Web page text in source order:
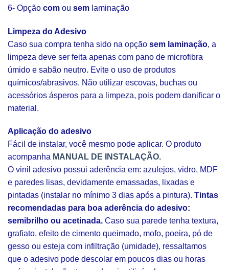
6- Opção com ou sem laminação
Limpeza do Adesivo
Caso sua compra tenha sido na opção sem laminação, a
limpeza deve ser feita apenas com pano de microfibra
úmido e sabão neutro. Evite o uso de produtos
químicos/abrasivos. Não utilizar escovas, buchas ou
acessórios ásperos para a limpeza, pois podem danificar o
material.
Aplicação do adesivo
Fácil de instalar, você mesmo pode aplicar. O produto
acompanha MANUAL DE INSTALAÇÃO.
O vinil adesivo possui aderência em: azulejos, vidro, MDF
e paredes lisas, devidamente emassadas, lixadas e
pintadas (instalar no mínimo 3 dias após a pintura). Tintas
recomendadas para boa aderência do adesivo:
semibrilho ou acetinada. Caso sua parede tenha textura,
grafiato, efeito de cimento queimado, mofo, poeira, pó de
gesso ou esteja com infiltração (umidade), ressaltamos
que o adesivo pode descolar em poucos dias ou horas